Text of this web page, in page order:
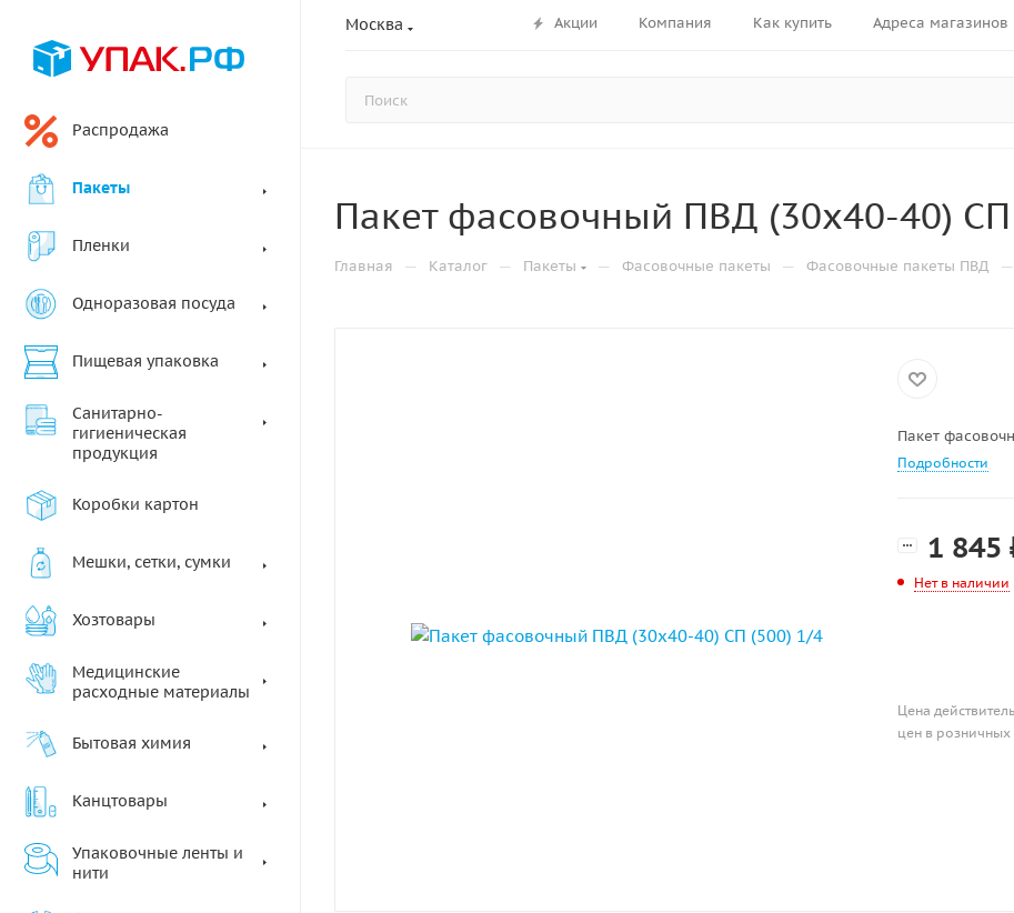
Москва Акции Компания Как купить Адреса магазинов
Распродажа
Пакеты
Пленки
Одноразовая посуда
Пищевая упаковка
Санитарно-
гигиеническая
продукция
Коробки картон
Мешки, сетки, сумки
Хозтовары
Медицинские
расходные материалы
Бытовая химия
Канцтовары
Упаковочные ленты и
нити
Пакет фасовочный ПВД (30х40-40)
Главная — Каталог — Пакеты — Фасовочные пакеты — Фасовочные пакеты ПВД —
Пакет
Подробности
1 845
Нет в наличии
Цена
цен в розничных